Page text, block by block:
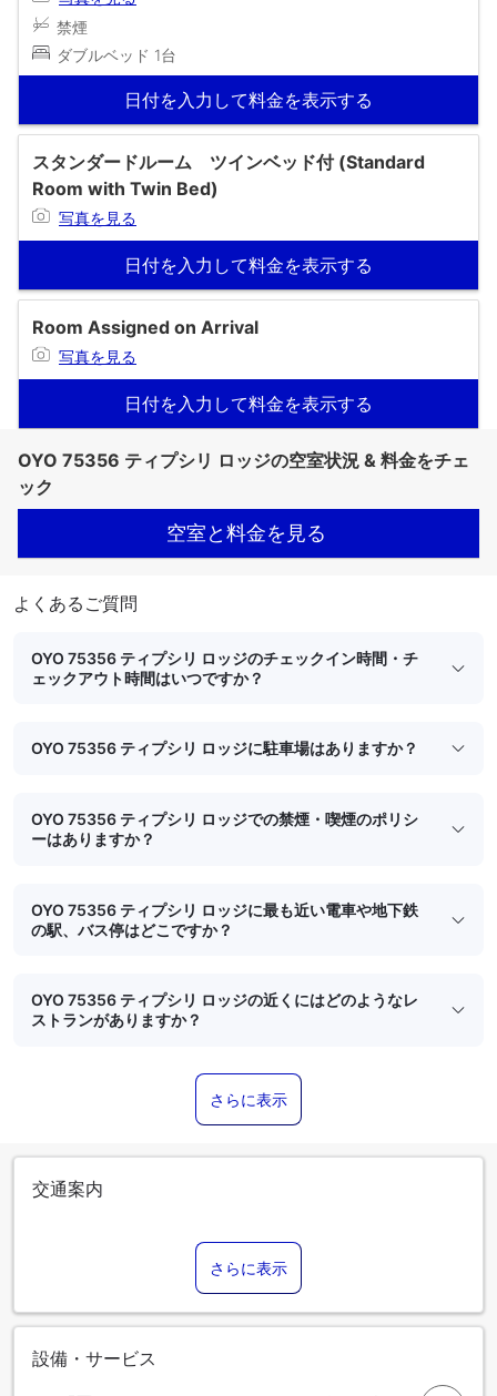
禁煙
ダブルベッド 1台
日付を入力して料金を表示する
スタンダードルーム ツインベッド付 (Standard
Room with Twin Bed)
写真を見る
日付を入力して料金を表示する
Room Assigned on Arrival
写真を見る
日付を入力して料金を表示する
OYO 75356 ティプシリ ロッジの空室状況 & 料金をチェ
ック
空室と料金を見る
よくあるご質問
OYO 75356 ティプシリ ロッジのチェックイン時間・チ
ェックアウト時間はいつですか？
OYO 75356 ティプシリ ロッジに駐車場はありますか？
OYO 75356 ティプシリ ロッジでの禁煙・喫煙のポリシ
ーはありますか？
OYO 75356 ティプシリ ロッジに最も近い電車や地下鉄
の駅、バス停はどこですか？
OYO 75356 ティプシリ ロッジの近くにはどのようなレ
ストランがありますか？
さらに表示
交通案内
さらに表示
設備・サービス